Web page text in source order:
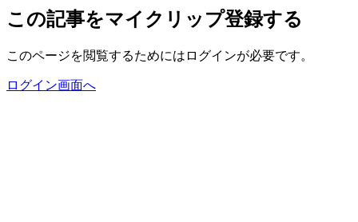
この記事をマイクリップ登録する
このページを閲覧するためにはログインが必要です。
ログイン画面へ